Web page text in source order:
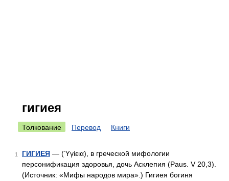
гигиея
Толкование Перевод Книги
1 ГИГИЕЯ — (Ύγίεια), в греческой мифологии
персонификация здоровья, дочь Асклепия (Paus. V 20,3).
(Источник: «Мифы народов мира».) Гигиея богиня